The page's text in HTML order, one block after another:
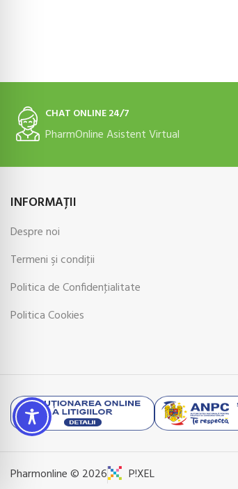
CHAT ONLINE 24/7
PharmOnline Asistent Virtual
INFORMAŢII
Despre noi
Termeni şi condiţii
Politica de Confidenţialitate
Politica Cookies
Pharmonline © 2026 P!XEL